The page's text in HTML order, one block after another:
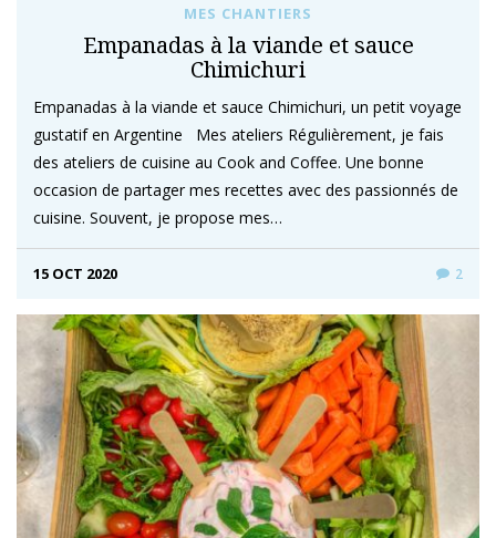
MES CHANTIERS
Empanadas à la viande et sauce
Chimichuri
Empanadas à la viande et sauce Chimichuri, un petit voyage
gustatif en Argentine Mes ateliers Régulièrement, je fais
des ateliers de cuisine au Cook and Coffee. Une bonne
occasion de partager mes recettes avec des passionnés de
cuisine. Souvent, je propose mes…
15 OCT 2020 2